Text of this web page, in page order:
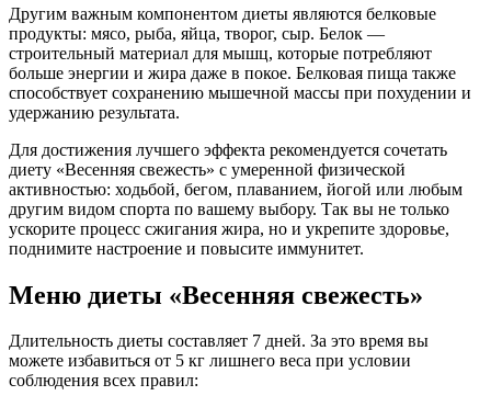
Другим важным компонентом диеты являются белковые
продукты: мясо, рыба, яйца, творог, сыр. Белок —
строительный материал для мышц, которые потребляют
больше энергии и жира даже в покое. Белковая пища также
способствует сохранению мышечной массы при похудении и
удержанию результата.
Для достижения лучшего эффекта рекомендуется сочетать
диету «Весенняя свежесть» с умеренной физической
активностью: ходьбой, бегом, плаванием, йогой или любым
другим видом спорта по вашему выбору. Так вы не только
ускорите процесс сжигания жира, но и укрепите здоровье,
поднимите настроение и повысите иммунитет.
Меню диеты «Весенняя свежесть»
Длительность диеты составляет 7 дней. За это время вы
можете избавиться от 5 кг лишнего веса при условии
соблюдения всех правил: